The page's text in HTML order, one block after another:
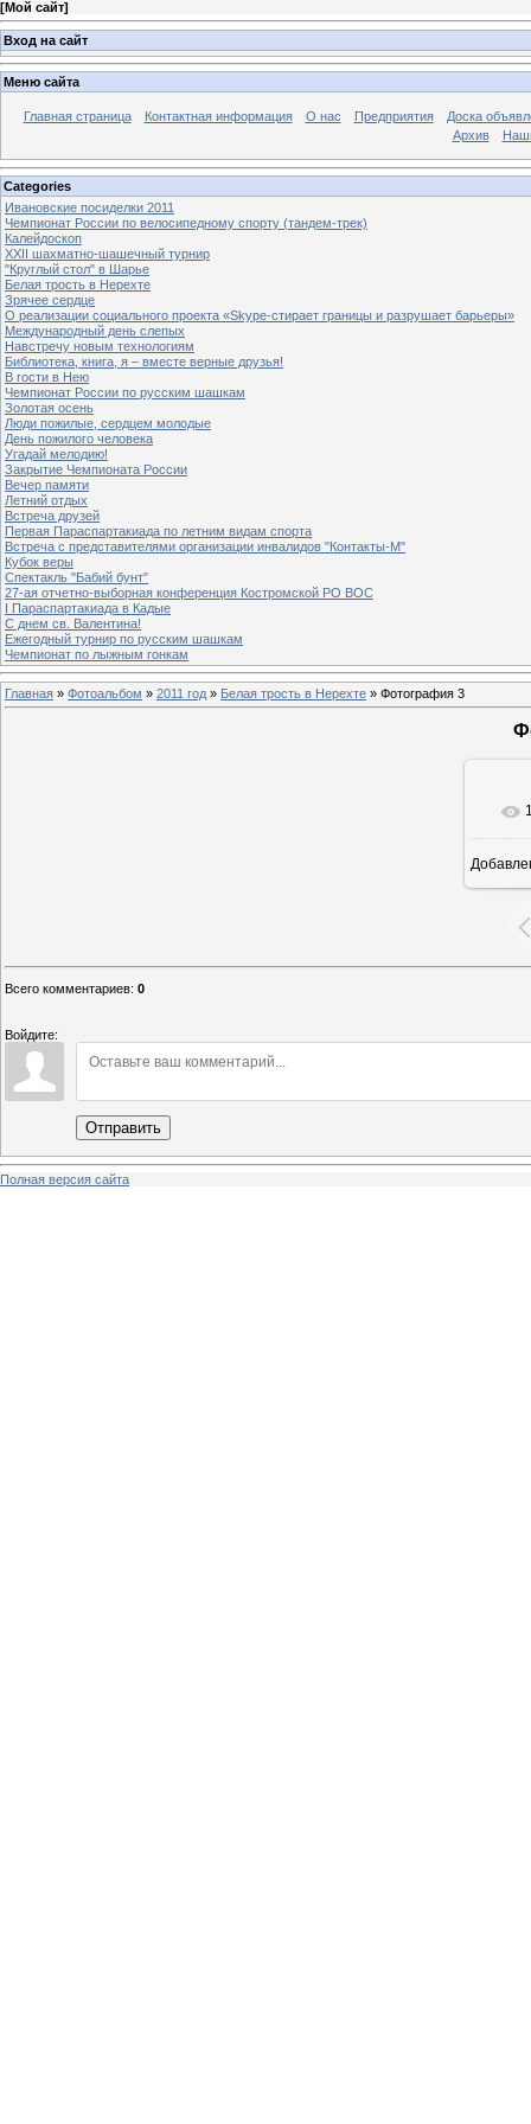
[Мой сайт]
Вход на сайт
Меню сайта
Главная страница Контактная информация О нас Предприятия
Доска
Архив
Categories
Ивановские посиделки 2011
Чемпионат России по велосипедному спорту (тандем-трек)
Калейдоскоп
XXII шахматно-шашечный турнир
"Круглый стол" в Шарье
Белая трость в Нерехте
Зрячее сердце
О реализации социального проекта «Skype-стирает границы и разрушает барьеры»
Международный день слепых
Навстречу новым технологиям
Библиотека, книга, я – вместе верные друзья!
В гости в Нею
Чемпионат России по русским шашкам
Золотая осень
Люди пожилые, сердцем молодые
День пожилого человека
Угадай мелодию!
Закрытие Чемпионата России
Вечер памяти
Летний отдых
Встреча друзей
Первая Параспартакиада по летним видам спорта
Встреча с представителями организации инвалидов "Контакты-М"
Кубок веры
Спектакль "Бабий бунт"
27-ая отчетно-выборная конференция Костромской РО ВОС
I Параспартакиада в Кадые
С днем св. Валентина!
Ежегодный турнир по русским шашкам
Чемпионат по лыжным гонкам
Главная » Фотоальбом » 2011 год » Белая трость в Нерехте » Фотография 3
Всего комментариев: 0
Войдите:
Отправить
Полная версия сайта